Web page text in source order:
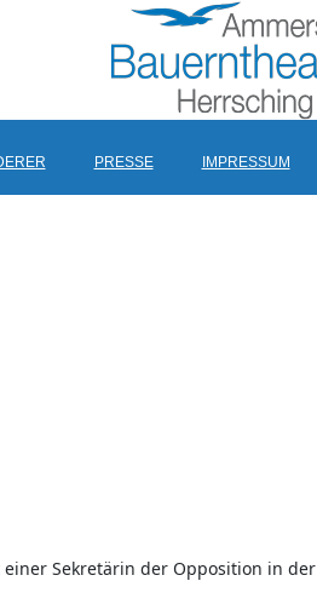
PRESSE IMPRESSUM
Sekretärin der Opposition in der